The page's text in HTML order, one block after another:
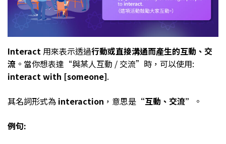
Interact 用來表示透過行動或直接溝通而產生的互動、交
流 。當你想表達“與某人互動 / 交流”時，可以使用:
interact with [someone].
其名詞形式為 interaction ，意思是 “互動、交流” 。
例句: